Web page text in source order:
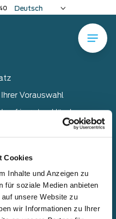
Cookies
Inhalte und Anzeigen zu
für soziale Medien anbieten
unsere Website zu
wir Informationen zu Ihrer
Deutsch
Menu
Vorauswahl
in guten Händen